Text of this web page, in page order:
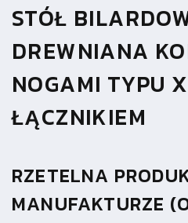
STÓŁ
DREWNIANA
NOGAMI TYPU
ŁĄCZNIKIEM
RZETELNA
MANUFAKTURZE